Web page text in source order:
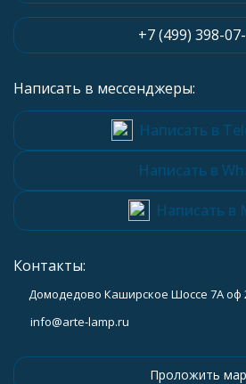
+7 (499) 398-
Написать в мессенджеры:
Написать в
Написать в
Написать в
Контакты:
Домодедово Каширское Шоссе 7А оф
info@arte-lamp.ru
Проложить